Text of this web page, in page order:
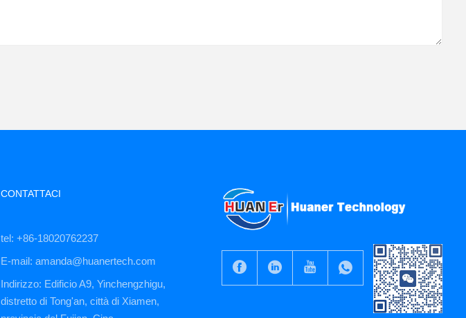
CONTATTACI
tel: +86-18020762237
E-mail: amanda@huanertech.com
Indirizzo: Edificio A9, Yinchengzhigu,
distretto di Tong'an, città di Xiamen,